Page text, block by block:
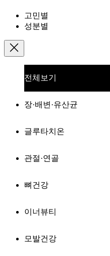
고민별
성분별
전체보기
장·배변·유산균
글루타치온
관절·연골
뼈건강
이너뷰티
모발건강